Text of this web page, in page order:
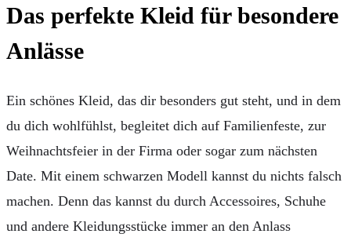
Das perfekte Kleid für besondere
Anlässe
Ein schönes Kleid, das dir besonders gut steht, und in dem
du dich wohlfühlst, begleitet dich auf Familienfeste, zur
Weihnachtsfeier in der Firma oder sogar zum nächsten
Date. Mit einem schwarzen Modell kannst du nichts falsch
machen. Denn das kannst du durch Accessoires, Schuhe
und andere Kleidungsstücke immer an den Anlass